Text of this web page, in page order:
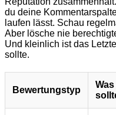
du deine
laufen lässt. Schau
Aber lösche nie
Und kleinlich ist das
sollte.
Bewertungstyp